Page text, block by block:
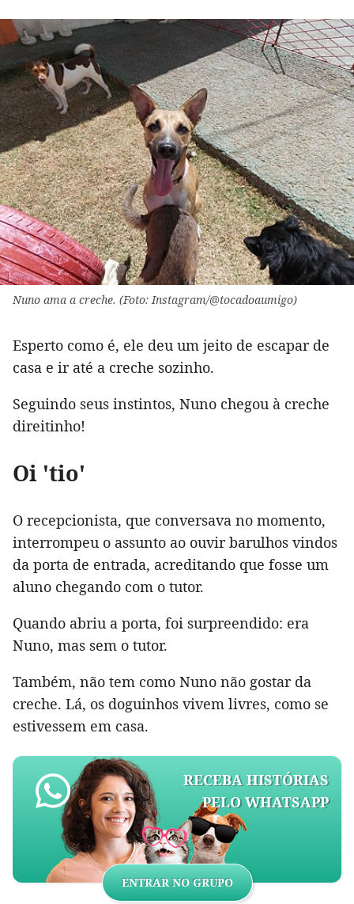
Nuno ama a creche. (Foto: Instagram/@tocadoaumigo)
Esperto como é, ele deu um jeito de escapar de
casa e ir até a creche sozinho.
Seguindo seus instintos, Nuno chegou à creche
direitinho!
Oi 'tio'
O recepcionista, que conversava no momento,
interrompeu o assunto ao ouvir barulhos vindos
da porta de entrada, acreditando que fosse um
aluno chegando com o tutor.
Quando abriu a porta, foi surpreendido: era
Nuno, mas sem o tutor.
Também, não tem como Nuno não gostar da
creche. Lá, os doguinhos vivem livres, como se
estivessem em casa.
RECEBA HISTÓRIAS
PELO WHATSAPP
ENTRAR NO GRUPO